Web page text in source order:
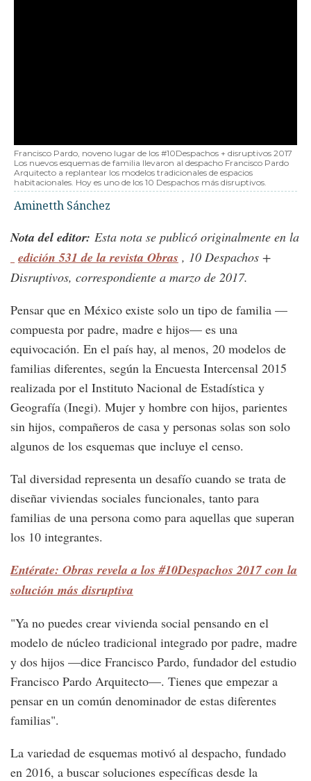
Francisco Pardo, noveno lugar de los #10Despachos + disruptivos 2017
Los nuevos esquemas de familia llevaron al despacho Francisco Pardo
Arquitecto a replantear los modelos tradicionales de espacios
habitacionales. Hoy es uno de los 10 Despachos más disruptivos.
Aminetth Sánchez
Nota del editor: Esta nota se publicó originalmente en la
edición 531 de la revista Obras , 10 Despachos +
Disruptivos, correspondiente a marzo de 2017.
Pensar que en México existe solo un tipo de familia —
compuesta por padre, madre e hijos— es una
equivocación. En el país hay, al menos, 20 modelos de
familias diferentes, según la Encuesta Intercensal 2015
realizada por el Instituto Nacional de Estadística y
Geografía (Inegi). Mujer y hombre con hijos, parientes
sin hijos, compañeros de casa y personas solas son solo
algunos de los esquemas que incluye el censo.
Tal diversidad representa un desafío cuando se trata de
diseñar viviendas sociales funcionales, tanto para
familias de una persona como para aquellas que superan
los 10 integrantes.
Entérate: Obras revela a los #10Despachos 2017 con la
solución más disruptiva
"Ya no puedes crear vivienda social pensando en el
modelo de núcleo tradicional integrado por padre, madre
y dos hijos —dice Francisco Pardo, fundador del estudio
Francisco Pardo Arquitecto—. Tienes que empezar a
pensar en un común denominador de estas diferentes
familias".
La variedad de esquemas motivó al despacho, fundado
en 2016, a buscar soluciones específicas desde la